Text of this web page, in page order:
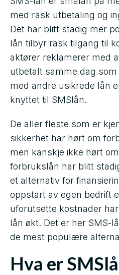
signerer lånet
raskest mulig
er påkrevd at alle
kreditt må
kredittsjekk før
lån. Det er derfor
privatlån de
snakkes om
sammenligne
forskjellige
et lån. Det finnes
lånekalkulatorer
for smålån som
sammenligne
uten at du
fra alle aktørene
huske at de
basert på en
av din søknad.
med rask utbetaling og
Det har blitt stadig mer
lån tilbyr rask tilgang til
aktører reklamerer med
utbetalt samme dag
med andre usikrede lån
knyttet til SMSlån.
De aller fleste som er
sikkerhet har hørt om
men kanskje ikke hørt
forbrukslån har blitt
et alternativ for
oppstart av egen bedrift
uforutsette kostnader
lån økt. Det er her SMS-
de mest populære
Hva er